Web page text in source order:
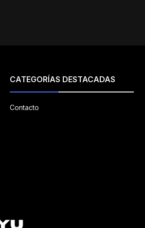
CATEGORÍAS DESTACADAS
Contacto